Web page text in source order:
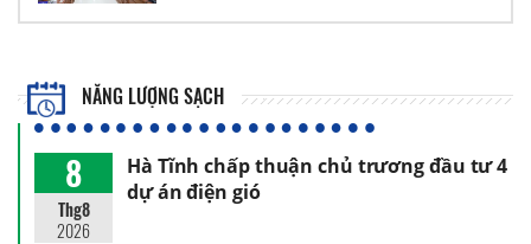
NĂNG LƯỢNG SẠCH
8
Thg8
2026
Hà Tĩnh chấp thuận chủ trương đầu tư 4
dự án điện gió